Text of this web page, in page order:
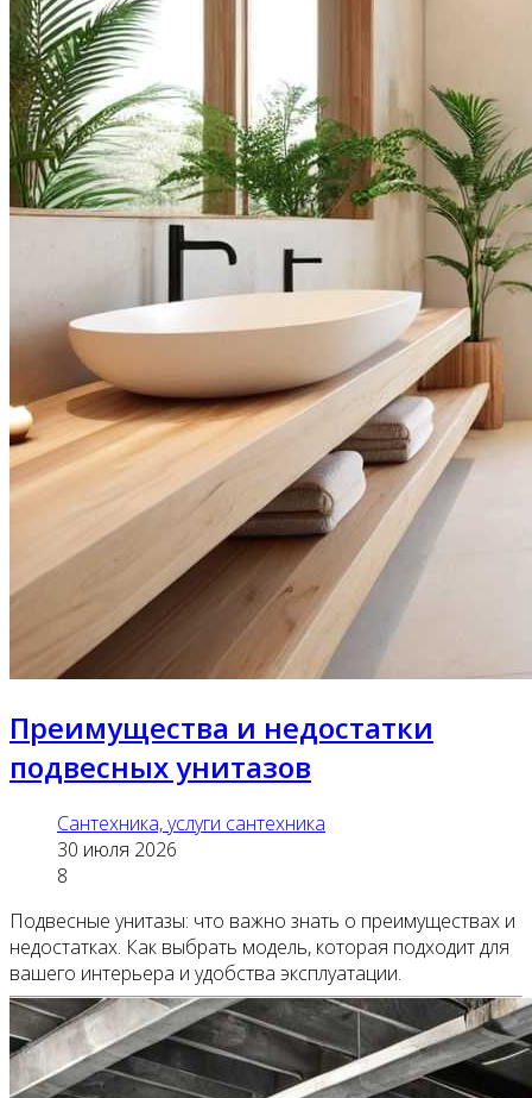
Преимущества и недостатки
подвесных унитазов
Сантехника, услуги сантехника
30 июля 2026
8
Подвесные унитазы: что важно знать о преимуществах и
недостатках. Как выбрать модель, которая подходит для
вашего интерьера и удобства эксплуатации.